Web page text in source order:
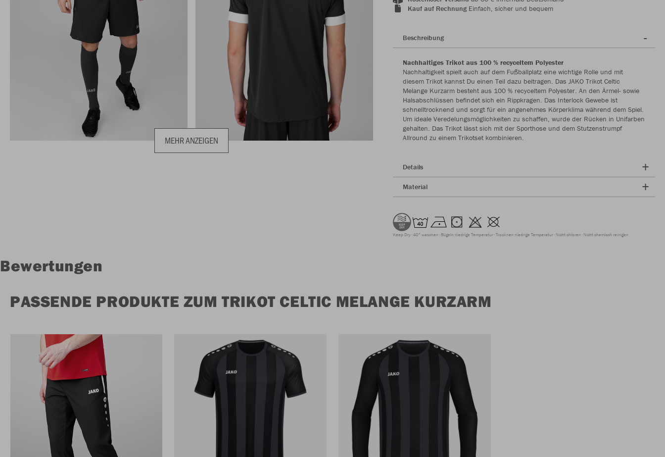
MEHR ANZEIGEN
Kauf auf RechnungEinfach, sicher und bequem
Beschreibung
Nachhaltiges Trikot aus 100 % recyceltem Polyester
Nachhaltigkeit spielt auch auf dem Fußballplatz eine wichtige Rolle und mit
diesem Trikot kannst Du einen Teil dazu beitragen. Das JAKO Trikot Celtic
Melange Kurzarm besteht aus 100 % recyceltem Polyester. An den Ärmel- sowie
Halsabschlüssen befindet sich ein Rippkragen. Das Interlock Gewebe ist
schnelltrocknend und sorgt für ein angenehmes Körperklima während dem Spiel.
Um ideale Veredelungsmöglichkeiten zu schaffen, wurde der Rücken in Unifarben
gehalten. Das Trikot lässt sich mit der Sporthose und dem Stutzenstrumpf
Allround zu einem Trikotset kombinieren.
Details
Material
Keep Dry 40° waschen Bügeln niedrige Temperatur Trocknen niedrige Temperatur Nicht chloren Nicht chemisch reinigen
Bewertungen
PASSENDE PRODUKTE ZUM TRIKOT CELTIC MELANGE KURZARM